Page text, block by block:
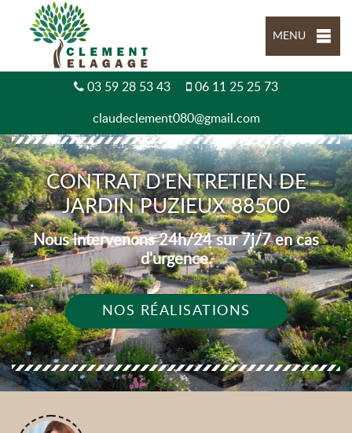
MENU
03 59 28 53 43 06 11 25 25 73
claudeclement080@gmail.com
CONTRAT D'ENTRETIEN DE
JARDIN PUZIEUX 88500
Nous intervenons 24h/24 sur 7j/7 en cas
d'urgence.
NOS RÉALISATIONS